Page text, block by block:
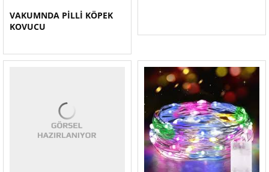
VAKUMNDA PİLLİ KÖPEK
KOVUCU